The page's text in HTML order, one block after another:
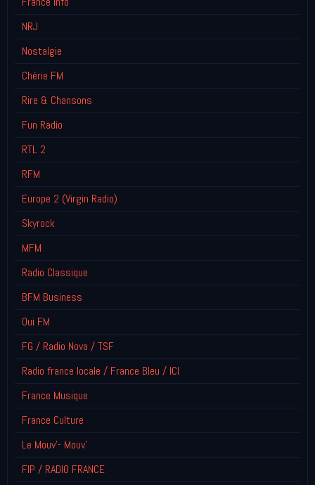
NRJ
Nostalgie
Chérie FM
Rire & Chansons
Fun Radio
RTL 2
RFM
Europe 2 (Virgin Radio)
Skyrock
MFM
Radio Classique
BFM Business
Oui FM
FG / Radio Nova / TSF
Radio france locale / France Bleu / ICI
France Musique
France Culture
Le Mouv'- Mouv'
FIP / RADIO FRANCE